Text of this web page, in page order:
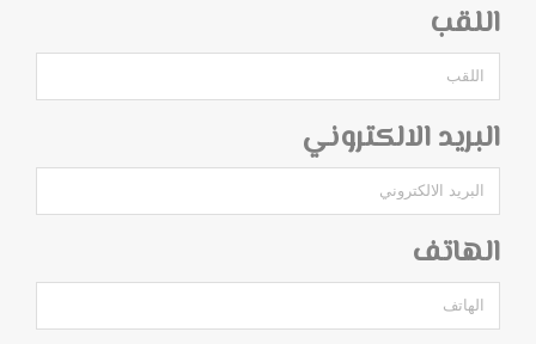
اللقب
البريد الالكتروني
الهاتف